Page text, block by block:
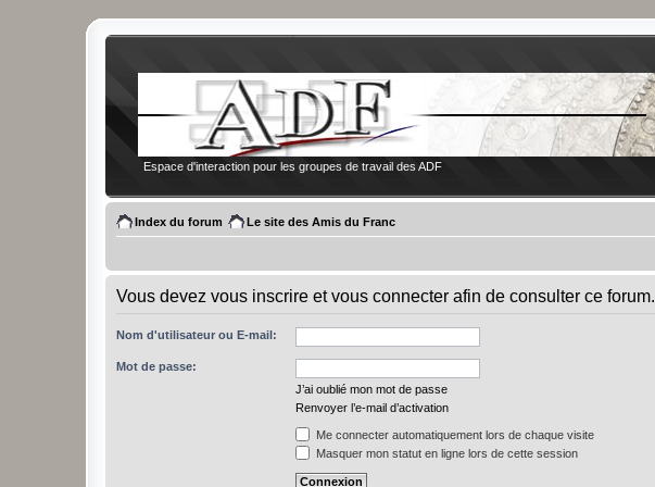
Espace d'interaction pour les groupes de travail des ADF
Index du forum Le site des Amis du Franc
Vous devez vous inscrire et vous connecter afin de consulter ce forum.
Nom d'utilisateur ou E-mail:
Mot de passe:
J’ai oublié mon mot de passe
Renvoyer l’e-mail d’activation
Me connecter automatiquement lors de chaque visite
Masquer mon statut en ligne lors de cette session